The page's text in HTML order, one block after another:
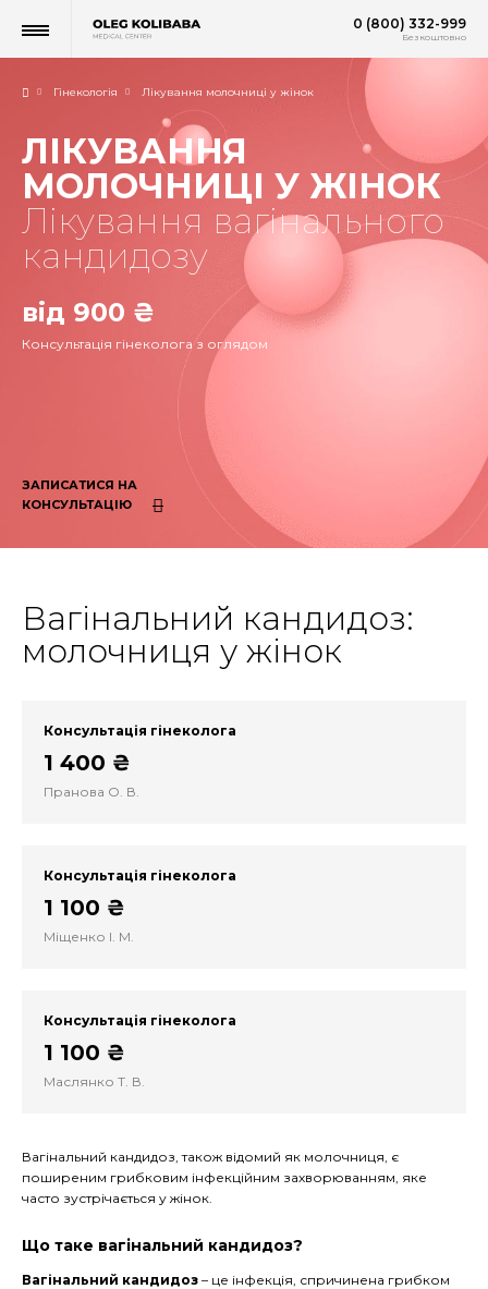
0 (800) 332-999
Безкоштовно
Гінекологія Лікування молочниці у жінок
ЛІКУВАННЯ
МОЛОЧНИЦІ У ЖІНОК
Лікування вагінального
кандидозу
від 900 ₴
Консультація гінеколога з оглядом
ЗАПИСАТИСЯ НА
КОНСУЛЬТАЦІЮ
Вагінальний кандидоз:
молочниця у жінок
Консультація гінеколога
1 400 ₴
Пранова О. В.
Консультація гінеколога
1 100 ₴
Міщенко І. М.
Консультація гінеколога
1 100 ₴
Маслянко Т. В.
Вагінальний кандидоз, також відомий як молочниця, є
поширеним грибковим інфекційним захворюванням, яке
часто зустрічається у жінок.
Що таке вагінальний кандидоз?
Вагінальний кандидоз – це інфекція, спричинена грибком